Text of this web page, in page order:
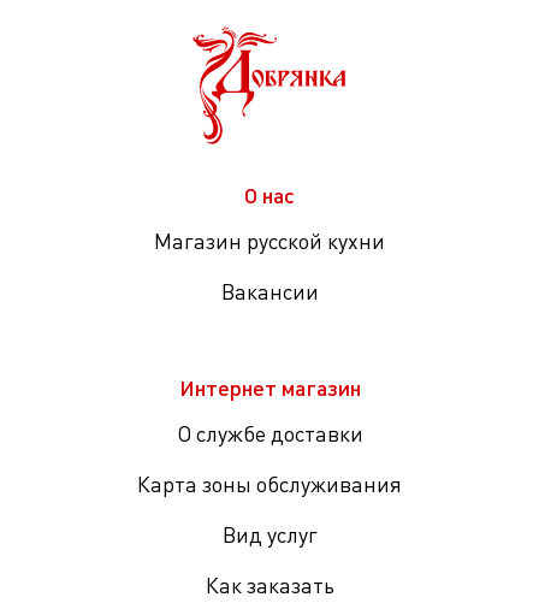
О нас
Магазин русской кухни
Вакансии
Интернет магазин
О службе доставки
Карта зоны обслуживания
Вид услуг
Как заказать